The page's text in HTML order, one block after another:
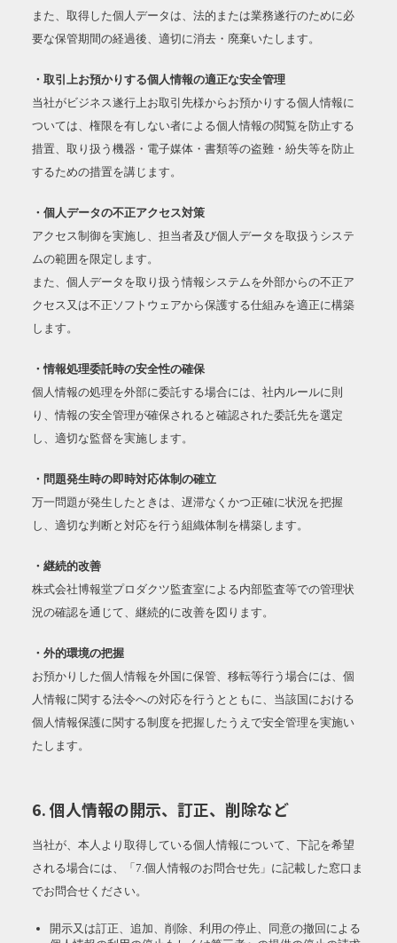
また、取得した個人データは、法的または業務遂行のために必
要な保管期間の経過後、適切に消去・廃棄いたします。
・取引上お預かりする個人情報の適正な安全管理
当社がビジネス遂行上お取引先様からお預かりする個人情報に
ついては、権限を有しない者による個人情報の閲覧を防止する
措置、取り扱う機器・電子媒体・書類等の盗難・紛失等を防止
するための措置を講じます。
・個人データの不正アクセス対策
アクセス制御を実施し、担当者及び個人データを取扱うシステ
ムの範囲を限定します。
また、個人データを取り扱う情報システムを外部からの不正ア
クセス又は不正ソフトウェアから保護する仕組みを適正に構築
します。
・情報処理委託時の安全性の確保
個人情報の処理を外部に委託する場合には、社内ルールに則
り、情報の安全管理が確保されると確認された委託先を選定
し、適切な監督を実施します。
・問題発生時の即時対応体制の確立
万一問題が発生したときは、遅滞なくかつ正確に状況を把握
し、適切な判断と対応を行う組織体制を構築します。
・継続的改善
株式会社博報堂プロダクツ監査室による内部監査等での管理状
況の確認を通じて、継続的に改善を図ります。
・外的環境の把握
お預かりした個人情報を外国に保管、移転等行う場合には、個
人情報に関する法令への対応を行うとともに、当該国における
個人情報保護に関する制度を把握したうえで安全管理を実施い
たします。
6. 個人情報の開示、訂正、削除など
当社が、本人より取得している個人情報について、下記を希望
される場合には、「7.個人情報のお問合せ先」に記載した窓口ま
でお問合せください。
開示又は訂正、追加、削除、利用の停止、同意の撤回による